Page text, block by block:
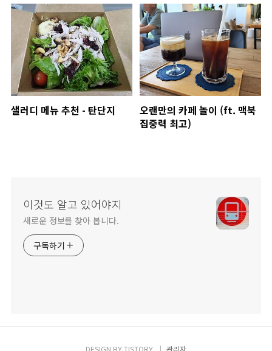
샐러디 메뉴 추천 - 탄단지
오랜만의 카페 놀이 (ft. 맥북
집중력 최고)
이것도 알고 있어야지
새로운 정보를 찾아 봅니다.
구독하기
DESIGN BYTISTORY 관리자